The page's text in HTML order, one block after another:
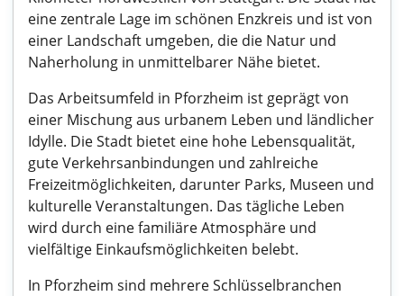
eine zentrale Lage im schönen Enzkreis und ist von
einer Landschaft umgeben, die die Natur und
Naherholung in unmittelbarer Nähe bietet.
Das Arbeitsumfeld in Pforzheim ist geprägt von
einer Mischung aus urbanem Leben und ländlicher
Idylle. Die Stadt bietet eine hohe Lebensqualität,
gute Verkehrsanbindungen und zahlreiche
Freizeitmöglichkeiten, darunter Parks, Museen und
kulturelle Veranstaltungen. Das tägliche Leben
wird durch eine familiäre Atmosphäre und
vielfältige Einkaufsmöglichkeiten belebt.
In Pforzheim sind mehrere Schlüsselbranchen